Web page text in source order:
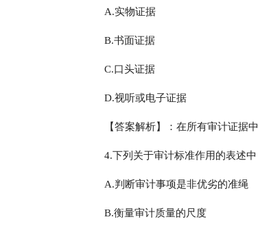
A.实物证据
B.书面证据
C.口头证据
D.视听或电子证据
【答案解析】：在所有审计证据
4.下列关于审计标准作用的表述
A.判断审计事项是非优劣的准绳
B.衡量审计质量的尺度